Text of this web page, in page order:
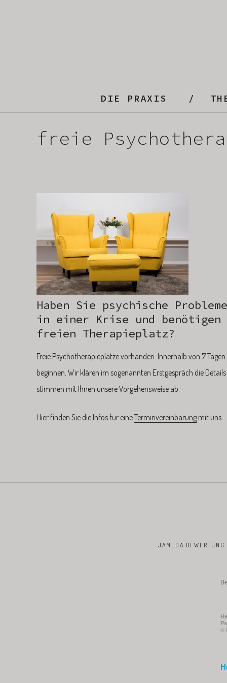
DIE PRAXIS
freie
Haben Sie psychische
in einer Krise und benötigen
freien Therapieplatz?
Freie Psychotherapieplätze vorhanden. Innerhalb von 7
beginnen. Wir klären im sogenannten Erstgespräch die
stimmen mit Ihnen unsere Vorgehensweise ab.
Hier finden Sie die Infos für eineTerminvereinbarung mit uns.
JAMEDA BEWERTUNG
in